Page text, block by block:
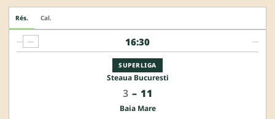
Rés. Cal.
16:30
SUPERLIGA
Steaua Bucuresti
3 – 11
Baia Mare
— — —